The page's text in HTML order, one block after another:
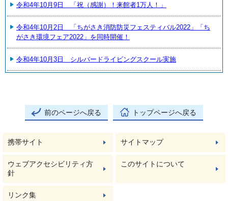
令和4年10月9日 「祝（感謝）！来館者1万人！」
令和4年10月2日 「ちがさき消防防災フェスティバル2022」「ち
がさき環境フェア2022」を同時開催！
令和4年10月3日 シルバードライビングスクール実施
前のページへ戻る トップページへ戻る
携帯サイト サイトマップ
ウェブアクセシビリティ方
針
このサイトについて
リンク集